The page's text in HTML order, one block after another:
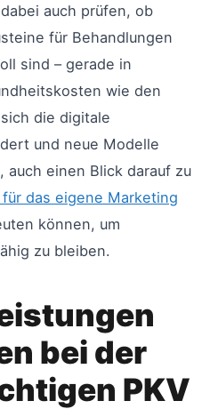
auch prüfen, ob
für Behandlungen
sind – gerade in
wie den
die digitale
und neue Modelle
einen Blick darauf zu
für das eigene Marketing
können, um
zu bleiben.
bei der
PKV